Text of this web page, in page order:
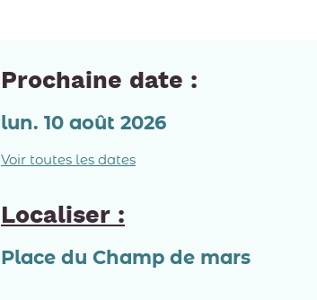
Prochaine date :
lun. 10 août 2026
Voir toutes les dates
Localiser :
Place du Champ de mars